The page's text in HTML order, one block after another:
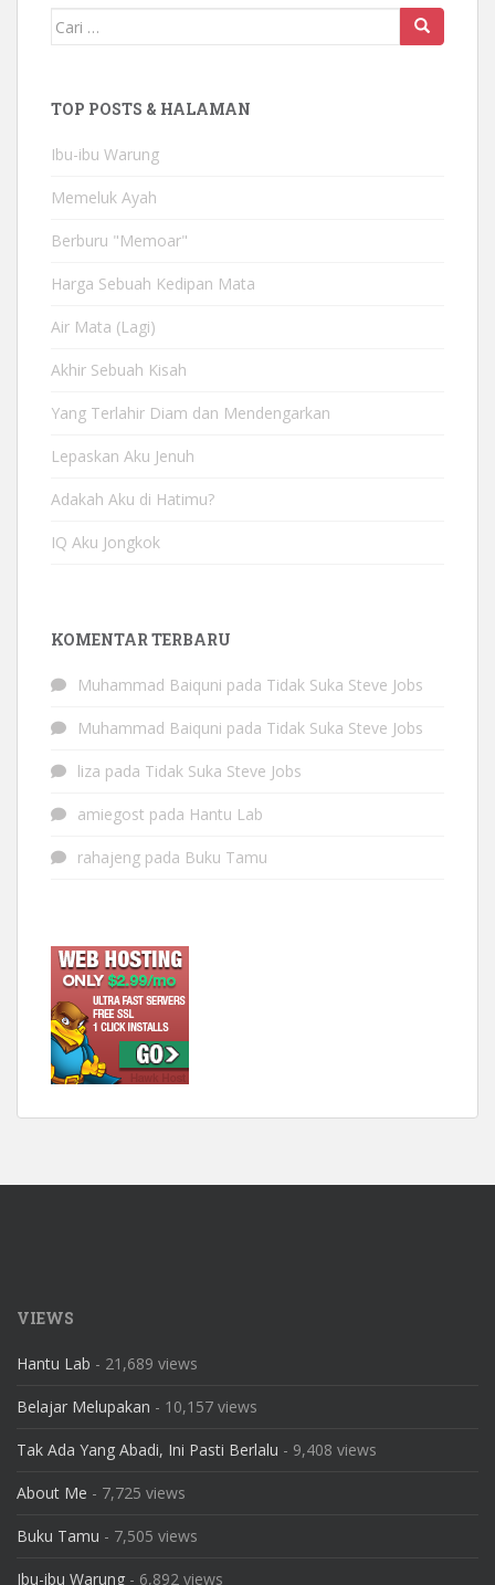
Mencari:
TOP POSTS & HALAMAN
Ibu-ibu Warung
Memeluk Ayah
Berburu "Memoar"
Harga Sebuah Kedipan Mata
Air Mata (Lagi)
Akhir Sebuah Kisah
Yang Terlahir Diam dan Mendengarkan
Lepaskan Aku Jenuh
Adakah Aku di Hatimu?
IQ Aku Jongkok
KOMENTAR TERBARU
Muhammad Baiquni pada Tidak Suka Steve Jobs
Muhammad Baiquni pada Tidak Suka Steve Jobs
liza pada Tidak Suka Steve Jobs
amiegost pada Hantu Lab
rahajeng pada Buku Tamu
VIEWS
Hantu Lab - 21,689 views
Belajar Melupakan - 10,157 views
Tak Ada Yang Abadi, Ini Pasti Berlalu - 9,408 views
About Me - 7,725 views
Buku Tamu - 7,505 views
Ibu-ibu Warung - 6,892 views